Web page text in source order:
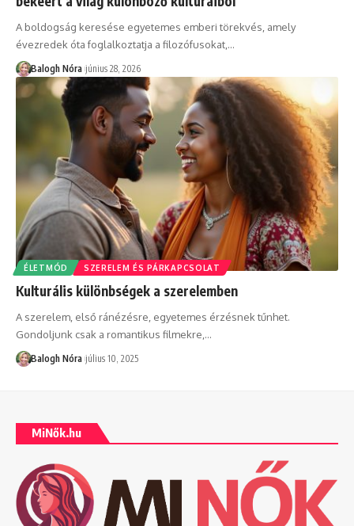
A boldogság keresése egyetemes emberi törekvés, amely
évezredek óta foglalkoztatja a filozófusokat, …
Balogh Nóra június 28, 2026
ÉLETMÓD SZERELEM ÉS PÁRKAPCSOLAT
Kulturális különbségek a szerelemben
A szerelem, első ránézésre, egyetemes érzésnek tűnhet.
Gondoljunk csak a romantikus filmekre, …
Balogh Nóra július 10, 2025
MiNők.hu